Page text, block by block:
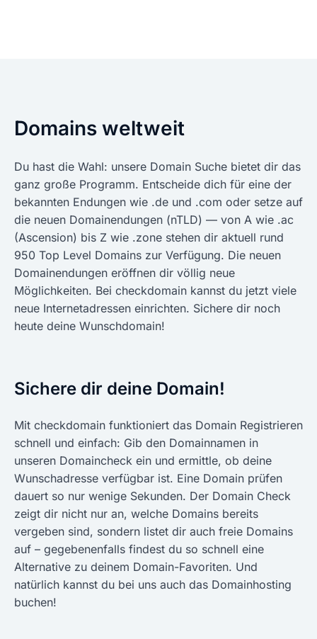
Domains weltweit
Du hast die Wahl: unsere Domain Suche bietet dir das
ganz große Programm. Entscheide dich für eine der
bekannten Endungen wie .de und .com oder setze auf
die neuen Domainendungen (nTLD) — von A wie .ac
(Ascension) bis Z wie .zone stehen dir aktuell rund
950 Top Level Domains zur Verfügung. Die neuen
Domainendungen eröffnen dir völlig neue
Möglichkeiten. Bei checkdomain kannst du jetzt viele
neue Internetadressen einrichten. Sichere dir noch
heute deine Wunschdomain!
Sichere dir deine Domain!
Mit checkdomain funktioniert das Domain Registrieren
schnell und einfach: Gib den Domainnamen in
unseren Domaincheck ein und ermittle, ob deine
Wunschadresse verfügbar ist. Eine Domain prüfen
dauert so nur wenige Sekunden. Der Domain Check
zeigt dir nicht nur an, welche Domains bereits
vergeben sind, sondern listet dir auch freie Domains
auf – gegebenenfalls findest du so schnell eine
Alternative zu deinem Domain-Favoriten. Und
natürlich kannst du bei uns auch das Domainhosting
buchen!